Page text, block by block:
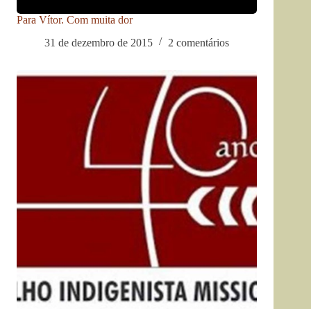
Para Vítor. Com muita dor
31 de dezembro de 2015
2 comentários